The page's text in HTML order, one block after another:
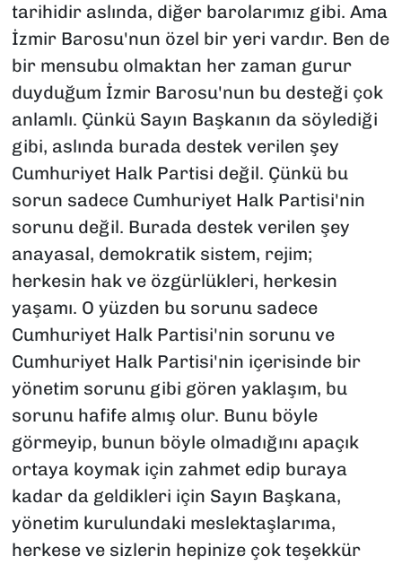
tarihidir aslında, diğer barolarımız gibi. Ama
İzmir Barosu'nun özel bir yeri vardır. Ben de
bir mensubu olmaktan her zaman gurur
duyduğum İzmir Barosu'nun bu desteği çok
anlamlı. Çünkü Sayın Başkanın da söylediği
gibi, aslında burada destek verilen şey
Cumhuriyet Halk Partisi değil. Çünkü bu
sorun sadece Cumhuriyet Halk Partisi'nin
sorunu değil. Burada destek verilen şey
anayasal, demokratik sistem, rejim;
herkesin hak ve özgürlükleri, herkesin
yaşamı. O yüzden bu sorunu sadece
Cumhuriyet Halk Partisi'nin sorunu ve
Cumhuriyet Halk Partisi'nin içerisinde bir
yönetim sorunu gibi gören yaklaşım, bu
sorunu hafife almış olur. Bunu böyle
görmeyip, bunun böyle olmadığını apaçık
ortaya koymak için zahmet edip buraya
kadar da geldikleri için Sayın Başkana,
yönetim kurulundaki meslektaşlarıma,
herkese ve sizlerin hepinize çok teşekkür